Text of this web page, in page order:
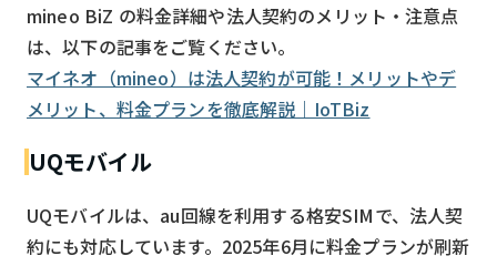
mineo BiZ の料金詳細や法人契約のメリット・注意点
は、以下の記事をご覧ください。
マイネオ（mineo）は法人契約が可能！メリットやデ
メリット、料金プランを徹底解説｜IoTBiz
UQモバイル
UQモバイルは、au回線を利用する格安SIMで、法人契
約にも対応しています。2025年6月に料金プランが刷新